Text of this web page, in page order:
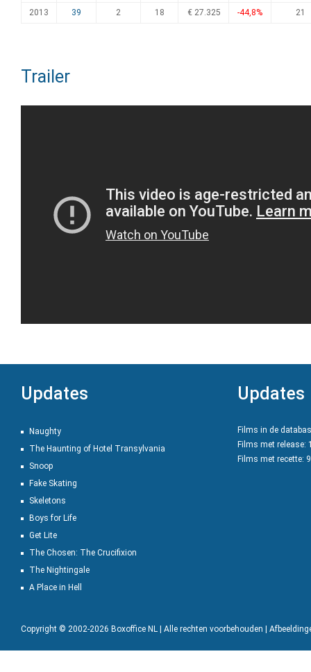
2013 39 2 18 € 27.325 -44,8% 21
Trailer
Updates
Naughty
The Haunting of Hotel Transylvania
Snoop
Fake Skating
Skeletons
Boys for Life
Get Lite
The Chosen: The Crucifixion
The Nightingale
A Place in Hell
Updates
Films in de
Films met release:
Films met recette:
Copyright © 2002-2026 Boxoffice NL | Alle rechten voorbehouden |